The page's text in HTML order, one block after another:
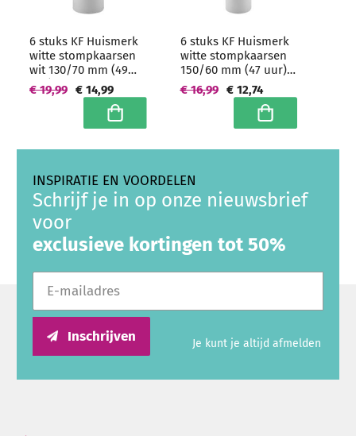
6 stuks KF Huismerk
witte stompkaarsen
wit 130/70 mm (49
uur) Hoogwaardige
horeca kwaliteit
€ 14,99
€ 19,99
In winkelwagen
6 stuks KF Huismerk
witte stompkaarsen
150/60 mm (47 uur)
Hoogwaardige
horeca kwaliteit
€ 12,74
€ 16,99
In winkelwagen
INSPIRATIE EN VOORDELEN
Schrijf je in op onze nieuwsbrief
voor
exclusieve kortingen tot 50%
Inschrijven Je kunt je altijd afmelden